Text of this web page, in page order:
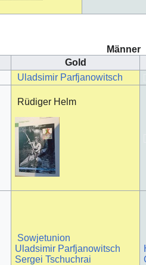
Männer
Gold
Uladsimir Parfjanowitsch
Rüdiger Helm
Sowjetunion
Uladsimir Parfjanowitsch
Sergei Tschuchrai